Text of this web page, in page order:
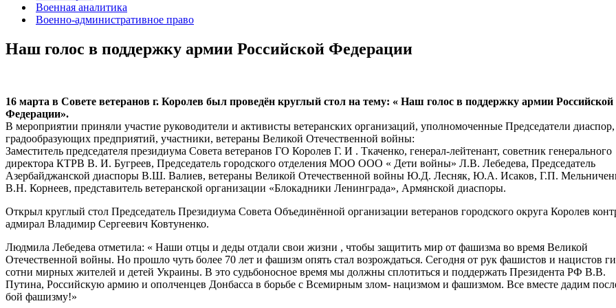
Военная аналитика
Военно-административное право
Наш голос в поддержку армии Российской Федерации
16 марта в Совете ветеранов г. Королев был проведён круглый стол на тему: « Наш голос в поддержку армии Российской
Федерации».
В мероприятии приняли участие руководители и активисты ветеранских организаций, уполномоченные Председатели диаспор,
градообразующих предприятий, участники, ветераны Великой Отечественной войны:
Заместитель председателя президиума Совета ветеранов ГО Королев Г. И . Ткаченко, генерал-лейтенант, советник генерального
директора КТРВ В. И. Бугреев, Председатель городского отделения МОО ООО « Дети войны» Л.В. Лебедева, Председатель
Азербайджанской диаспоры В.Ш. Валиев, ветераны Великой Отечественной войны Ю.Д. Лесняк, Ю.А. Исаков, Г.П.
В.Н. Корнеев, представитель ветеранской организации «Блокадники Ленинграда», Армянской диаспоры.
Открыл круглый стол Председатель Президиума Совета Объединённой организации ветеранов городского округа Королев
адмирал Владимир Сергеевич Ковтуненко.
Людмила Лебедева отметила: « Наши отцы и деды отдали свои жизни , чтобы защитить мир от фашизма во время Великой
Отечественной войны. Но прошло чуть более 70 лет и фашизм опять стал возрождаться. Сегодня от рук фашистов и нацистов
сотни мирных жителей и детей Украины. В это судьбоносное время мы должны сплотиться и поддержать Президента РФ В.В.
Путина, Российскую армию и ополченцев Донбасса в борьбе с Всемирным злом- нацизмом и фашизмом. Все вместе дадим
бой фашизму!»